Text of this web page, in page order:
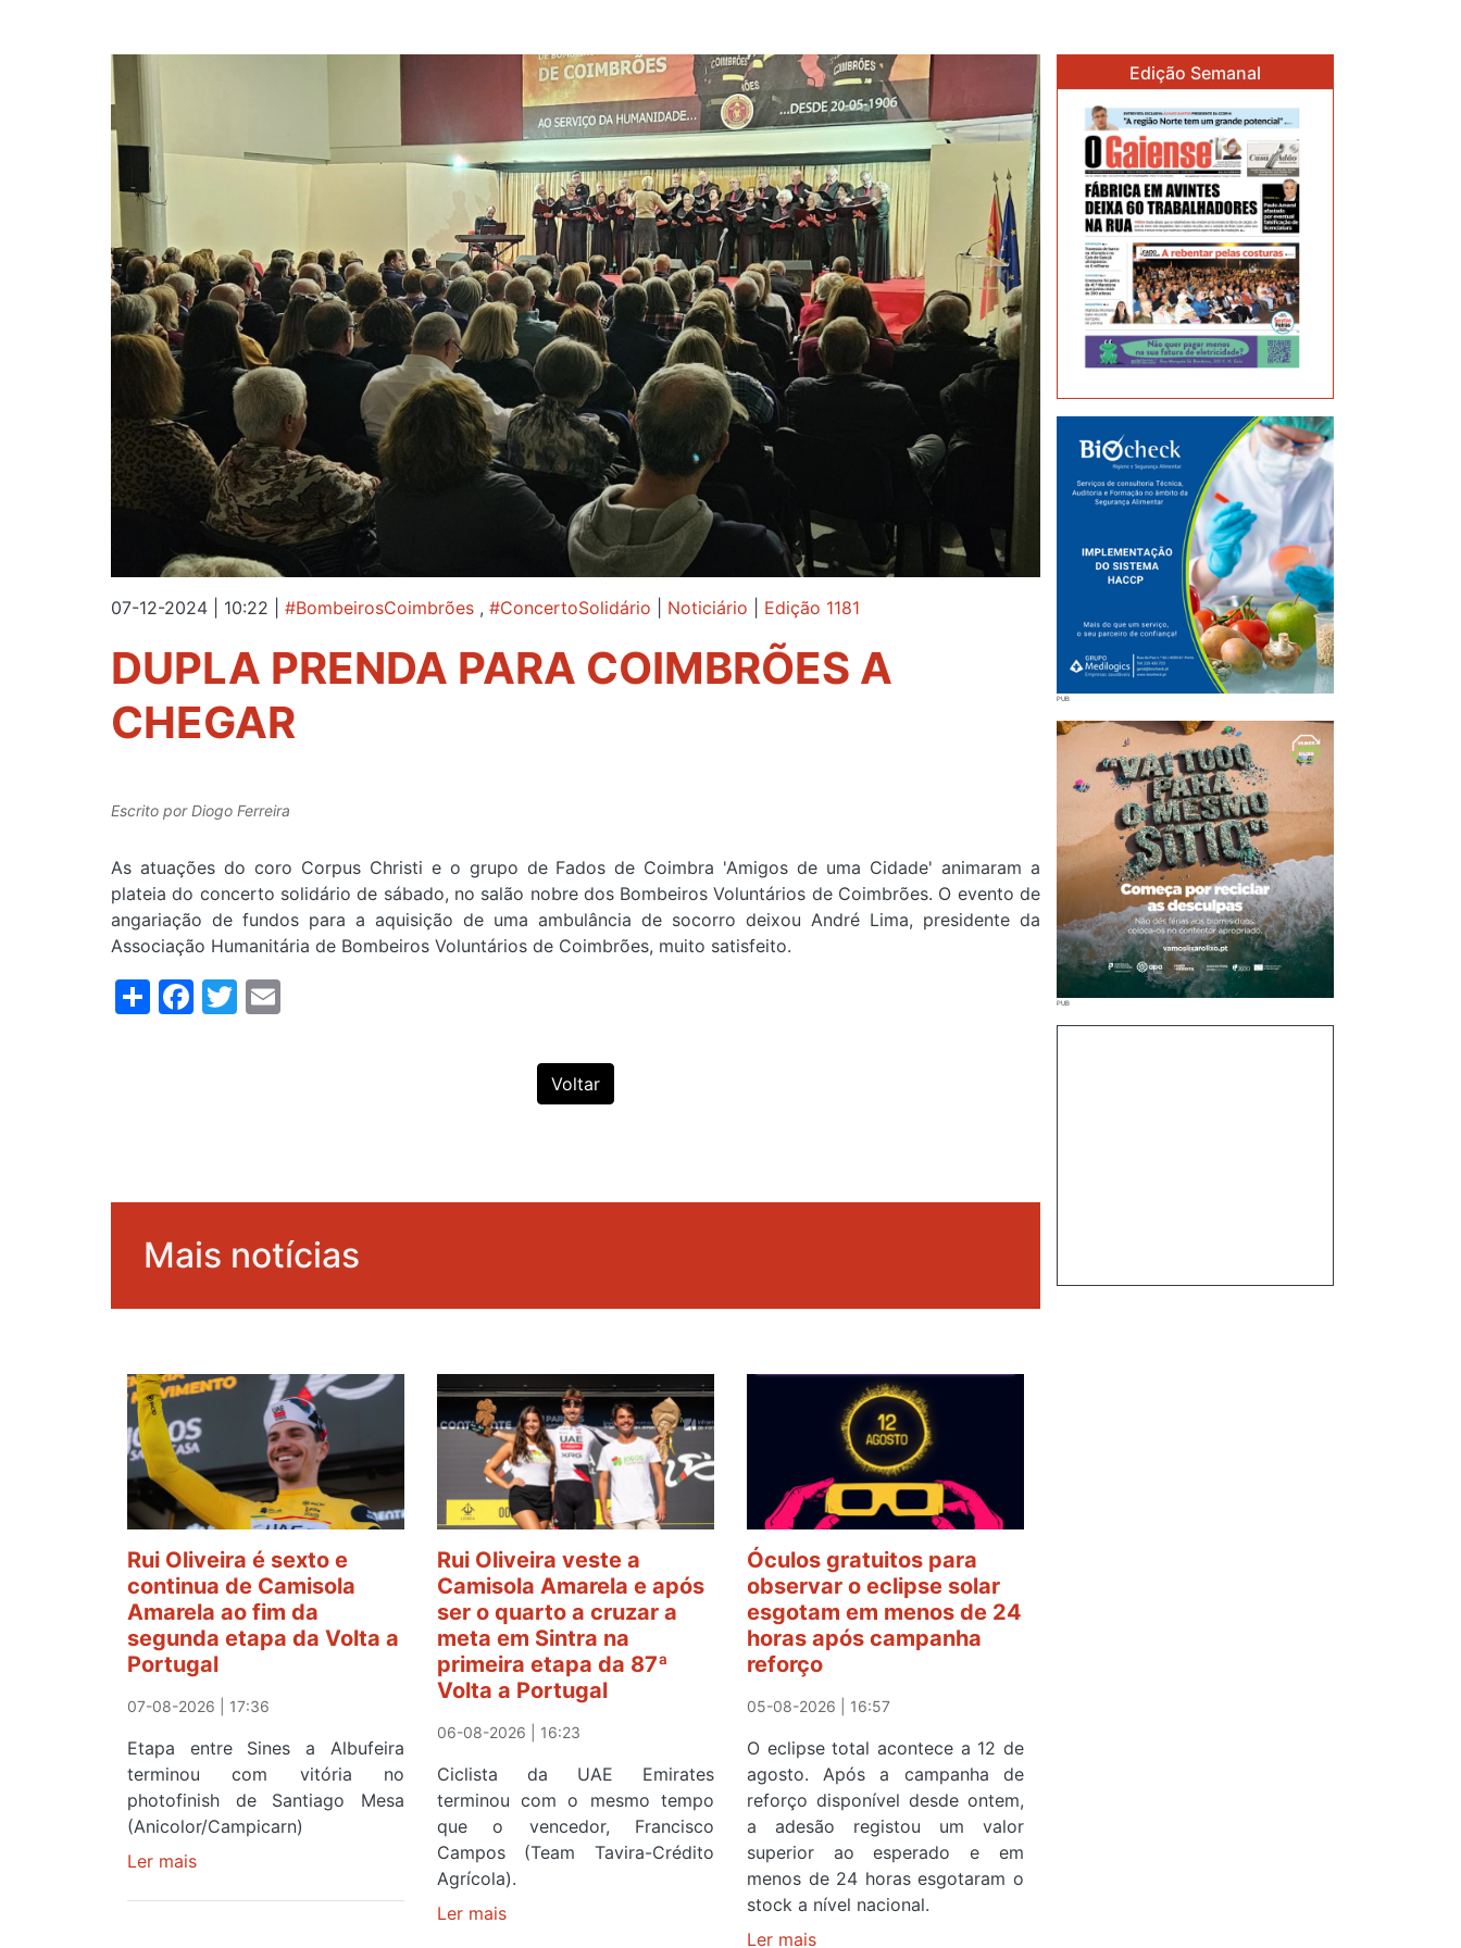
07-12-2024 | 10:22 #BombeirosCoimbrões , #ConcertoSolidário Noticiário Edição 1181
DUPLA PRENDA PARA COIMBRÕES A
CHEGAR
Escrito porDiogo Ferreira
As atuações do coro Corpus Christi e o grupo de Fados de Coimbra 'Amigos de uma Cidade' animaram a
plateia do concerto solidário de sábado, no salão nobre dos Bombeiros Voluntários de Coimbrões. O evento de
angariação de fundos para a aquisição de uma ambulância de socorro deixou André Lima, presidente da
Associação Humanitária de Bombeiros Voluntários de Coimbrões, muito satisfeito.
ShareFacebook
Twitter
Voltar
Mais notícias
Rui Oliveira é sexto e
continua de Camisola
Amarela ao fim da
segunda etapa da Volta a
Portugal
07-08-2026 | 17:36
Etapa entre Sines a Albufeira
terminou com vitória no
photofinish de Santiago Mesa
(Anicolor/Campicarn)
Ler mais
Rui Oliveira veste a
Camisola Amarela e após
ser o quarto a cruzar a
meta em Sintra na
primeira etapa da 87ª
Volta a Portugal
06-08-2026 | 16:23
Ciclista da UAE Emirates
terminou com o mesmo tempo
que o vencedor, Francisco
Campos (Team Tavira-Crédito
Agrícola).
Ler maissobre
Óculos gratuitos para
observar o eclipse solar
esgotam em menos de 24
horas após campanha
reforço
05-08-2026 | 16:57
O eclipse total acontece a 12 de
agosto. Após a campanha de
reforço disponível desde ontem,
a adesão registou um valor
superior ao esperado e em
menos de 24 horas esgotaram o
stock a nível nacional.
Ler maissobre
Edição Semanal